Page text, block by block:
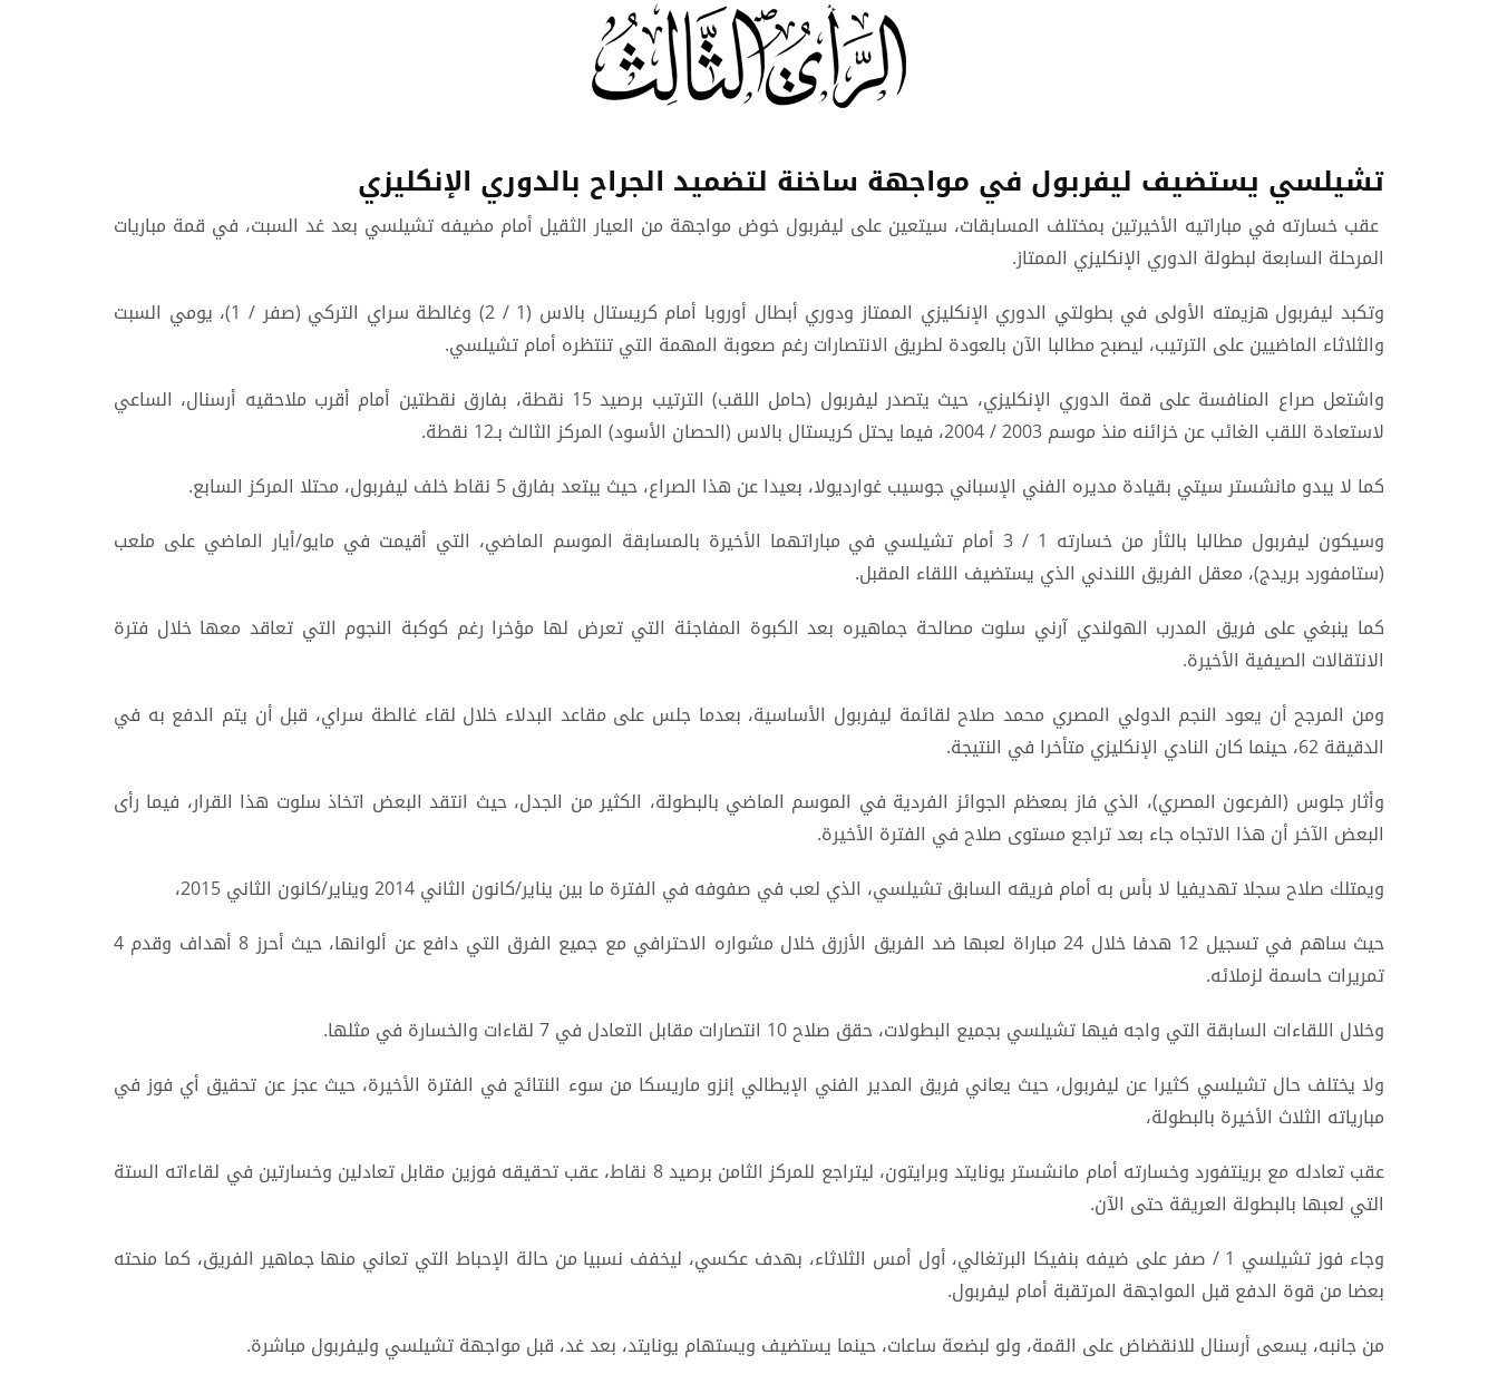
تشيلسي يستضيف ليفربول في مواجهة ساخنة لتضميد الجراح بالدوري الإنكليزي
عقب خسارته في مباراتيه الأخيرتين بمختلف المسابقات، سيتعين على ليفربول خوض مواجهة من العيار الثقيل أمام مضيفه تشيلسي بعد غد السبت، في قمة مباريات
المرحلة السابعة لبطولة الدوري الإنكليزي الممتاز.
وتكبد ليفربول هزيمته الأولى في بطولتي الدوري الإنكليزي الممتاز ودوري أبطال أوروبا أمام كريستال بالاس (1 / 2) وغالطة سراي التركي (صفر / 1)، يومي السبت
والثلاثاء الماضيين على الترتيب، ليصبح مطالبا الآن بالعودة لطريق الانتصارات رغم صعوبة المهمة التي تنتظره أمام تشيلسي.
واشتعل صراع المنافسة على قمة الدوري الإنكليزي، حيث يتصدر ليفربول (حامل اللقب) الترتيب برصيد 15 نقطة، بفارق نقطتين أمام أقرب ملاحقيه أرسنال، الساعي
لاستعادة اللقب الغائب عن خزائنه منذ موسم 2003 / 2004، فيما يحتل كريستال بالاس (الحصان الأسود) المركز الثالث بـ12 نقطة.
كما لا يبدو مانشستر سيتي بقيادة مديره الفني الإسباني جوسيب غوارديولا، بعيدا عن هذا الصراع، حيث يبتعد بفارق 5 نقاط خلف ليفربول، محتلا المركز السابع.
وسيكون ليفربول مطالبا بالثأر من خسارته 1 / 3 أمام تشيلسي في مباراتهما الأخيرة بالمسابقة الموسم الماضي، التي أقيمت في مايو/أيار الماضي على ملعب
(ستامفورد بريدج)، معقل الفريق اللندني الذي يستضيف اللقاء المقبل.
كما ينبغي على فريق المدرب الهولندي آرني سلوت مصالحة جماهيره بعد الكبوة المفاجئة التي تعرض لها مؤخرا رغم كوكبة النجوم التي تعاقد معها خلال فترة
الانتقالات الصيفية الأخيرة.
ومن المرجح أن يعود النجم الدولي المصري محمد صلاح لقائمة ليفربول الأساسية، بعدما جلس على مقاعد البدلاء خلال لقاء غالطة سراي، قبل أن يتم الدفع به في
الدقيقة 62، حينما كان النادي الإنكليزي متأخرا في النتيجة.
وأثار جلوس (الفرعون المصري)، الذي فاز بمعظم الجوائز الفردية في الموسم الماضي بالبطولة، الكثير من الجدل، حيث انتقد البعض اتخاذ سلوت هذا القرار، فيما رأى
البعض الآخر أن هذا الاتجاه جاء بعد تراجع مستوى صلاح في الفترة الأخيرة.
ويمتلك صلاح سجلا تهديفيا لا بأس به أمام فريقه السابق تشيلسي، الذي لعب في صفوفه في الفترة ما بين يناير/كانون الثاني 2014 ويناير/كانون الثاني 2015،
حيث ساهم في تسجيل 12 هدفا خلال 24 مباراة لعبها ضد الفريق الأزرق خلال مشواره الاحترافي مع جميع الفرق التي دافع عن ألوانها، حيث أحرز 8 أهداف وقدم 4
تمريرات حاسمة لزملائه.
وخلال اللقاءات السابقة التي واجه فيها تشيلسي بجميع البطولات، حقق صلاح 10 انتصارات مقابل التعادل في 7 لقاءات والخسارة في مثلها.
ولا يختلف حال تشيلسي كثيرا عن ليفربول، حيث يعاني فريق المدير الفني الإيطالي إنزو ماريسكا من سوء النتائج في الفترة الأخيرة، حيث عجز عن تحقيق أي فوز في
مبارياته الثلاث الأخيرة بالبطولة،
عقب تعادله مع برينتفورد وخسارته أمام مانشستر يونايتد وبرايتون، ليتراجع للمركز الثامن برصيد 8 نقاط، عقب تحقيقه فوزين مقابل تعادلين وخسارتين في لقاءاته الستة
التي لعبها بالبطولة العريقة حتى الآن.
وجاء فوز تشيلسي 1 / صفر على ضيفه بنفيكا البرتغالي، أول أمس الثلاثاء، بهدف عكسي، ليخفف نسبيا من حالة الإحباط التي تعاني منها جماهير الفريق، كما منحته
بعضا من قوة الدفع قبل المواجهة المرتقبة أمام ليفربول.
من جانبه، يسعى أرسنال للانقضاض على القمة، ولو لبضعة ساعات، حينما يستضيف ويستهام يونايتد، بعد غد، قبل مواجهة تشيلسي وليفربول مباشرة.